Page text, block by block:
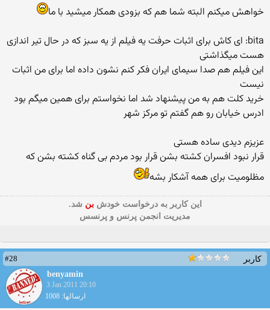
خواهش میكنم البته شما هم كه بزودی همكار میشید با ما
bita: ای كاش برای اثبات حرفت یه فیلم از یه سبز كه در حال تیر اندازی
هست میگذاشتی
این فیلم هم صدا سیمای ایران فكر كنم نشون داده اما برای من اثبات
نیست
خرید كلت هم به من پیشنهاد شد اما نخواستم برای همین میگم بود
ادرس خیابان رو هم گفتم تو مركز شهر
عزیزم دیدی ساده هستی
قرار نبود افسران كشته بشن قرار بود مردم بی گناه كشته بشن كه
مظلومیت برای همه آشكار بشه
این كاربر به درخواست خودشبن شد.
مدیریت انجمن پرنس و پرنسس
کاربر
#28
benyamin
3 Jan 2011 20:10
ارسالها: 1008